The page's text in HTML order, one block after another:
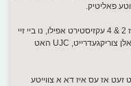
פאליטיק.
געוויסע שרייבער דא ווילן נישט אנערקענען אז 2 & 4 עקזיסטירט אפילו, נו ביי זיי
איז דאך שוין וויזשניץ גענצליך אינדרויסן, די וואלן צוריקגעדרייט, UJC האט
די 2 זייטן, איין זייט זעט אז עס איז דא א צווייטע